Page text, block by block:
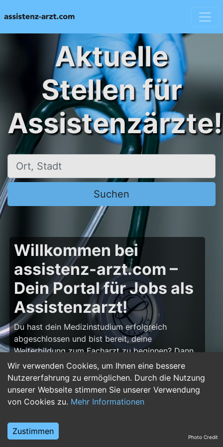
Wir verwenden Cookies, um Ihnen eine bessere
Nutzererfahrung zu ermöglichen. Durch die Nutzung
unserer Webseite stimmen Sie unserer Verwendung
von Cookies zu. Mehr Informationen
Zustimmen
Aktuelle
Stellen für
Assistenzärzte!
Ort, Stadt
Suchen
Willkommen bei
assistenz-arzt.com –
Dein Portal für Jobs als
Assistenzarzt!
Du hast dein Medizinstudium erfolgreich
abgeschlossen und bist bereit, deine
Weiterbildung zum Facharzt zu beginnen? Dann
bist du aufassistenz-arzt.comgenau richtig!
Hier findest du zahlreiche Stellenangebote für
Assistenzärzte in allen Fachrichtungen – von der
Inneren Medizin über die Chirurgie bis hin zur
deine Karriere im Arztberuf und finde die
passende Klinik oder Praxis für deinen nächstenPhoto Credit